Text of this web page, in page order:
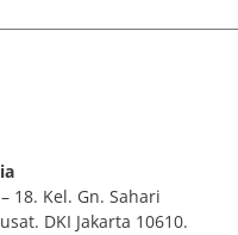
18. Kel. Gn. Sahari
DKI Jakarta 10610.